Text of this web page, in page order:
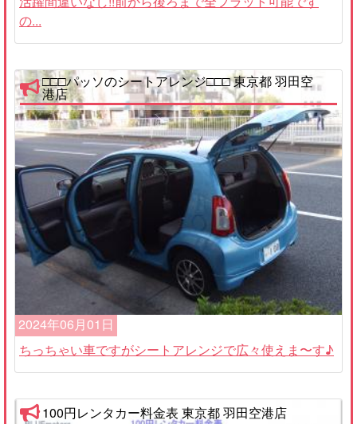
の...
□□□パッソのシートアレンジ□□□ 東京都 羽田空
港店
2024年06月01日
ちっちゃい車ですがシートアレンジで広々使えま〜す♪
100円レンタカー料金表 東京都 羽田空港店